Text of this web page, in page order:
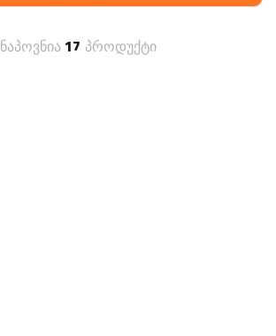
ნაპოვნია17 პროდუქტი